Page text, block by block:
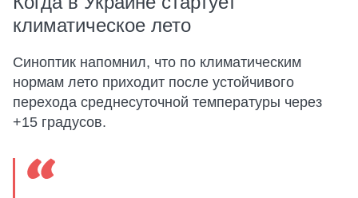
климатическое лето
Синоптик напомнил, что по климатическим
нормам лето приходит после устойчивого
перехода среднесуточной температуры через
+15 градусов.